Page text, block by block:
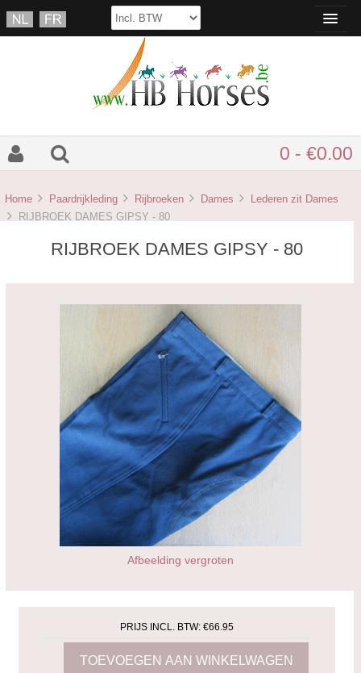
0 - €0.00
Home Paardrijkleding Rijbroeken Dames
Lederen zit Dames
RIJBROEK DAMES GIPSY - 80
RIJBROEK DAMES GIPSY - 80
Afbeelding vergroten
PRIJS INCL. BTW:€66.95